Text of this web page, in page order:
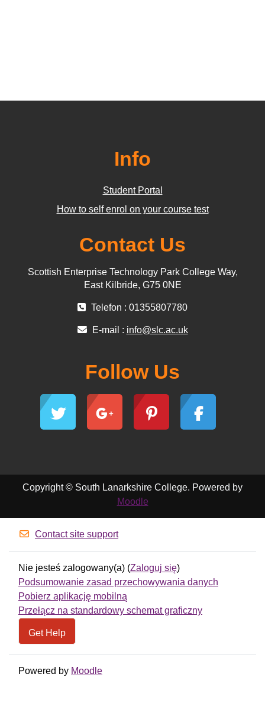
Info
Student Portal
How to self enrol on your course test
Contact Us
Scottish Enterprise Technology Park College Way,
East Kilbride, G75 0NE
Telefon : 01355807780
E-mail : info@slc.ac.uk
Follow Us
Copyright © South Lanarkshire College. Powered by
Moodle
Contact site support
Nie jesteś zalogowany(a) (Zaloguj się)
Podsumowanie zasad przechowywania danych
Pobierz aplikację mobilną
Przełącz na standardowy schemat graficzny
Get Help
Powered by Moodle